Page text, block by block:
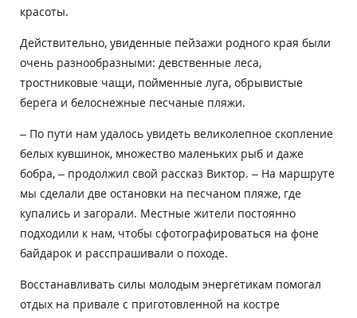
красоты.
Действительно, увиденные пейзажи родного края были
очень разнообразными: девственные леса,
тростниковые чащи, пойменные луга, обрывистые
берега и белоснежные песчаные пляжи.
– По пути нам удалось увидеть великолепное скопление
белых кувшинок, множество маленьких рыб и даже
бобра, – продолжил свой рассказ Виктор. – На маршруте
мы сделали две остановки на песчаном пляже, где
купались и загорали. Местные жители постоянно
подходили к нам, чтобы сфотографироваться на фоне
байдарок и расспрашивали о походе.
Восстанавливать силы молодым энергетикам помогал
отдых на привале с приготовленной на костре